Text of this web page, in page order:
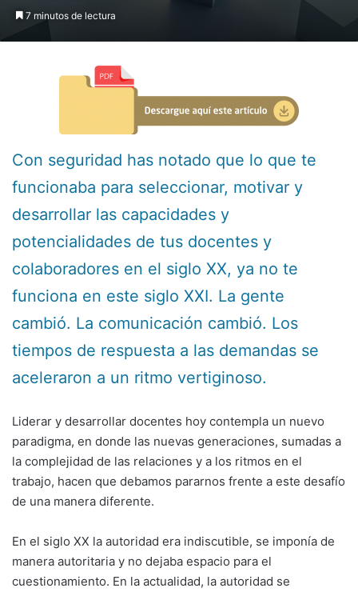
7 minutos de lectura
Con seguridad has notado que lo que te
funcionaba para seleccionar, motivar y
desarrollar las capacidades y
potencialidades de tus docentes y
colaboradores en el siglo XX, ya no te
funciona en este siglo XXI. La gente
cambió. La comunicación cambió. Los
tiempos de respuesta a las demandas se
aceleraron a un ritmo vertiginoso.
Liderar y desarrollar docentes hoy contempla un nuevo
paradigma, en donde las nuevas generaciones, sumadas a
la complejidad de las relaciones y a los ritmos en el
trabajo, hacen que debamos pararnos frente a este desafío
de una manera diferente.
En el siglo XX la autoridad era indiscutible, se imponía de
manera autoritaria y no dejaba espacio para el
cuestionamiento. En la actualidad, la autoridad se